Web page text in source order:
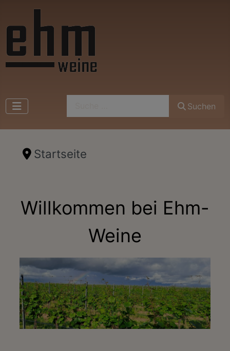
Suchen
Startseite
Willkommen bei Ehm-
Weine